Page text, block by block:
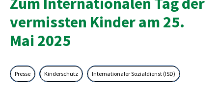
vermissten Kinder am 25.
Mai 2025
Presse Kinderschutz Internationaler Sozialdienst (ISD)